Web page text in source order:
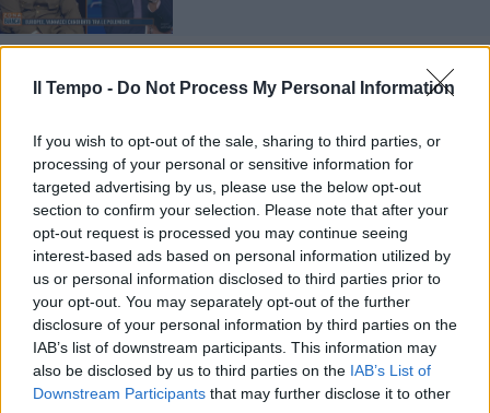
Il Tempo - Do Not Process My Personal Information
If you wish to opt-out of the sale, sharing to third parties, or
processing of your personal or sensitive information for
targeted advertising by us, please use the below opt-out
section to confirm your selection. Please note that after your
opt-out request is processed you may continue seeing
interest-based ads based on personal information utilized by
us or personal information disclosed to third parties prior to
your opt-out. You may separately opt-out of the further
disclosure of your personal information by third parties on the
IAB’s list of downstream participants. This information may
also be disclosed by us to third parties on the IAB’s List of
Downstream Participants that may further disclose it to other
Nell'appuntamento friulano Vannacci ha
anche affrontato il tema delle proteste: "Se
non ci fossero i manifestanti a cercare di
forzare i cordoni di polizia, la polizia starebbe
tranquilla, non avrebbe bisogno di scudi o
sfollagente", ha detto il generale durante un
suo partecipato incontro elettorale, dove ha
parlato di sicurezza e diritto di manifestare.
"Mi fido delle forze dell’ordine perché - ha
sostenuto - sono una struttura
gerarchicamente organizzata: c’è un
responsabile, c’è chi assicura che tutte le
procedure vengano rispettate, c’è un ordine